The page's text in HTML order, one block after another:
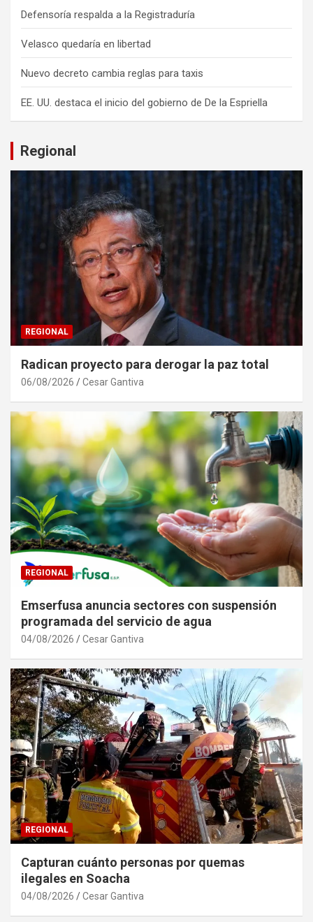
Defensoría respalda a la Registraduría
Velasco quedaría en libertad
Nuevo decreto cambia reglas para taxis
EE. UU. destaca el inicio del gobierno de De la Espriella
Regional
REGIONAL
Radican proyecto para derogar la paz total
06/08/2026 Cesar Gantiva
REGIONAL
Emserfusa anuncia sectores con suspensión
programada del servicio de agua
04/08/2026 Cesar Gantiva
REGIONAL
Capturan cuánto personas por quemas
ilegales en Soacha
04/08/2026 Cesar Gantiva